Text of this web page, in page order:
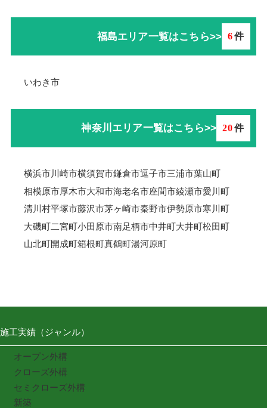
福島エリア一覧はこちら>> 6件
いわき市
神奈川エリア一覧はこちら>> 20件
横浜市川崎市横須賀市鎌倉市逗子市三浦市葉山町
相模原市厚木市大和市海老名市座間市綾瀬市愛川町
清川村平塚市藤沢市茅ヶ崎市秦野市伊勢原市寒川町
大磯町二宮町小田原市南足柄市中井町大井町松田町
山北町開成町箱根町真鶴町湯河原町
施工実績（ジャンル）
オープン外構
クローズ外構
セミクローズ外構
新築